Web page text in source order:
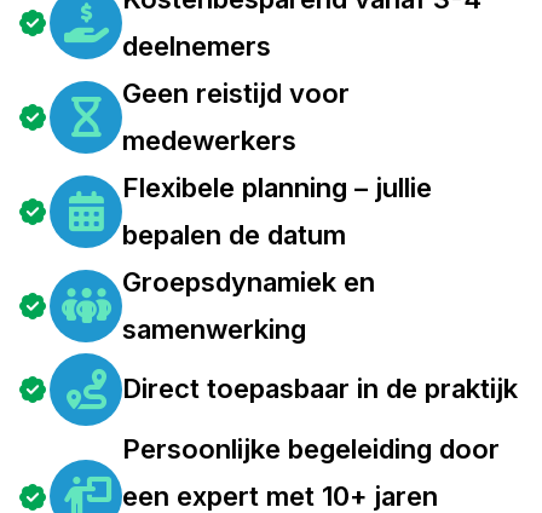
deelnemers
Geen reistijd voor
medewerkers
Flexibele planning – jullie
bepalen de datum
Groepsdynamiek en
samenwerking
Direct toepasbaar in de praktijk
Persoonlijke begeleiding door
een expert met 10+ jaren